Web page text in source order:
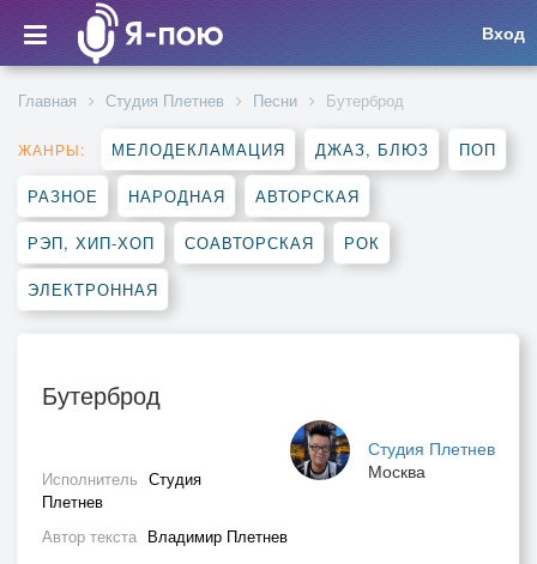
Вход
Главная Студия Плетнев Песни Бутерброд
ЖАНРЫ: МЕЛОДЕКЛАМАЦИЯ ДЖАЗ, БЛЮЗ ПОП
РАЗНОЕ НАРОДНАЯ АВТОРСКАЯ
РЭП, ХИП-ХОП СОАВТОРСКАЯ РОК
ЭЛЕКТРОННАЯ
Бутерброд
Студия Плетнев
Москва
Исполнитель Студия
Плетнев
Автор текста Владимир Плетнев